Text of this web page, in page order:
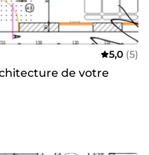
5,0 (5)
de votre